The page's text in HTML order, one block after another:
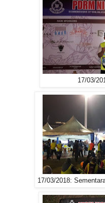
17/03/
17/03/2018: